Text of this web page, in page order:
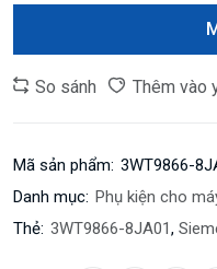
So sánh Thêm vào
Mã sản phẩm: 3WT9866-
Danh mục: Phụ kiện cho
Thẻ: 3WT9866-8JA01,